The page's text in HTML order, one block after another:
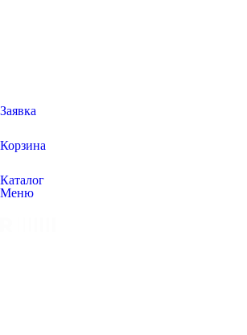
Заявка
Корзина
Каталог
Меню